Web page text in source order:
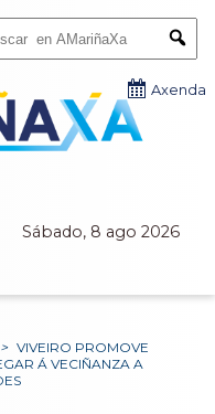
Sábado, 8 ago 2026
Axenda
> VIVEIRO PROMOVE
Á VECIÑANZA A